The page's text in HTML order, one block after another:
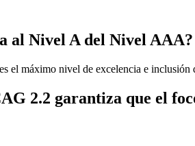
al Nivel A del Nivel AAA?
el máximo nivel de excelencia e inclusión
2.2 garantiza que el